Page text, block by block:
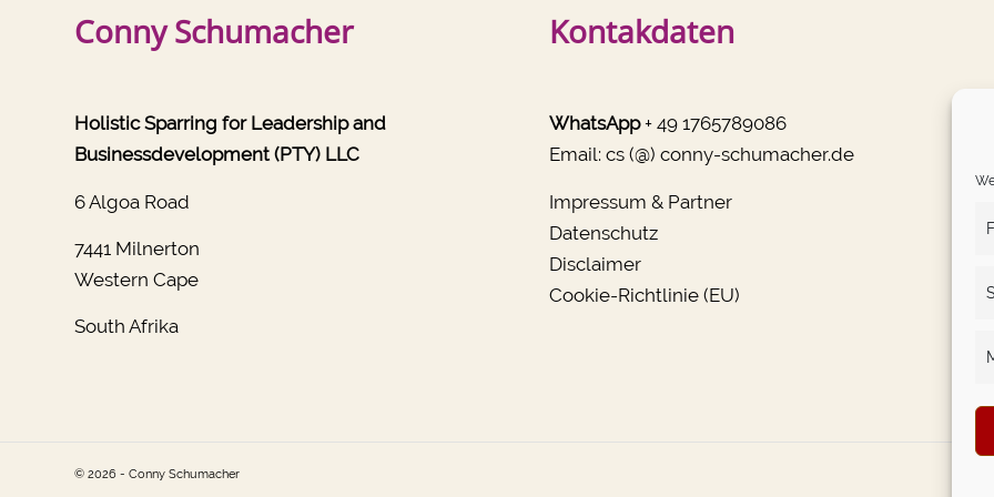
Conny Schumacher
Holistic Sparring for Leadership and
Businessdevelopment (PTY) LLC
6 Algoa Road
7441 Milnerton
Western Cape
South Afrika
Kontakdaten
WhatsApp+ 49 1765789086
Email: cs (@) conny-schumacher.de
Impressum & Partner
Datenschutz
Disclaimer
Cookie-Richtlinie (EU)
© 2026 - Conny Schumacher